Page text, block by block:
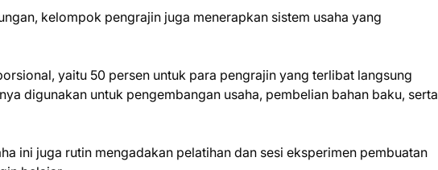
kelompok pengrajin juga menerapkan sistem usaha yang
yaitu 50 persen untuk para pengrajin yang terlibat langsung
digunakan untuk pengembangan usaha, pembelian bahan baku, serta
ini juga rutin mengadakan pelatihan dan sesi eksperimen pembuatan